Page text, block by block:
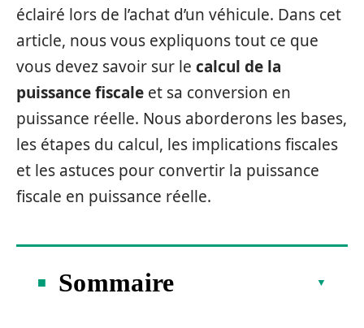
éclairé lors de l’achat d’un véhicule. Dans cet
article, nous vous expliquons tout ce que
vous devez savoir sur le calcul de la
puissance fiscale et sa conversion en
puissance réelle. Nous aborderons les bases,
les étapes du calcul, les implications fiscales
et les astuces pour convertir la puissance
fiscale en puissance réelle.
Sommaire